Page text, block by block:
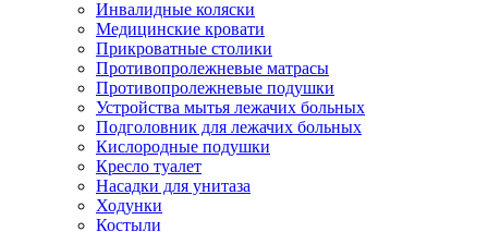
Инвалидные коляски
Медицинские кровати
Прикроватные столики
Противопролежневые матрасы
Противопролежневые подушки
Устройства мытья лежачих больных
Подголовник для лежачих больных
Кислородные подушки
Кресло туалет
Насадки для унитаза
Ходунки
Костыли